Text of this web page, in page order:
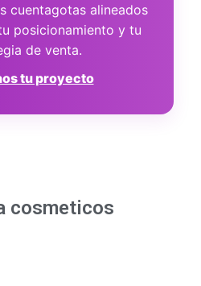
cuentagotas alineados
posicionamiento y tu
de venta.
tu proyecto
cosmeticos